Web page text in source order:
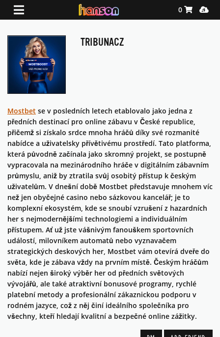
Shopping
0
TRIBUNACZ
Mostbet se v posledních letech etablovalo jako jedna z
předních destinací pro online zábavu v České republice,
přičemž si získalo srdce mnoha hráčů díky své rozmanité
nabídce a uživatelsky přívětivému prostředí. Tato platforma,
která původně začínala jako skromný projekt, se postupně
vypracovala na mezinárodního hráče v digitálním zábavním
průmyslu, aniž by ztratila svůj osobitý přístup k českým
uživatelům. V dnešní době Mostbet představuje mnohem víc
než jen obyčejné casino nebo sázkovou kancelář; je to
komplexní ekosystém, kde se snoubí vzrušení z hazardních
her s nejmodernějšími technologiemi a individuálním
přístupem. Ať už jste vášnivým fanouškem sportovních
událostí, milovníkem automatů nebo vyznavačem
strategických deskových her, Mostbet vám otevírá dveře do
světa, kde je zábava vždy na prvním místě. Českým hráčům
nabízí nejen široký výběr her od předních světových
vývojářů, ale také atraktivní bonusové programy, rychlé
platební metody a profesionální zákaznickou podporu v
rodném jazyce, což z něj činí ideálního společníka pro
všechny, kteří hledají kvalitní a bezpečné online zážitky.